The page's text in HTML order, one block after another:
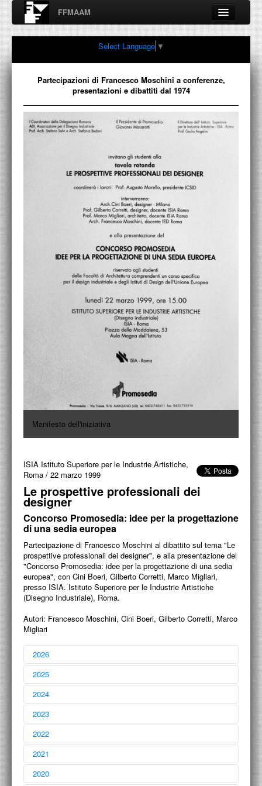
FFMAAM
Fondo Francesco Moschini
A.A.M. Architettura Arte Moderna
Percorsi, nodi, sconfinamenti e contaminazioni tra Arte,
FFMAAM
FRANCESCO MOSCHINI
PUBBLICAZIONI
ACCADEMIA NAZIONALE DI SAN LUCA
POLITECNICO DI BARI
BIBLIOTECA FRANCESCO MOSCHINI
A.A.M. ARCHITETTURA ARTE MODERNA
RECENSIONI GENERALI
MOSTRE
LABORATORI DI PROGETTAZIONE
PROGETTI D'OPERA
PROGETTI CULTURALI
PROGETTO T.E.S.I.
Select Language ▼
Partecipazioni di Francesco Moschini a conferenze,
presentazioni e dibattiti dal 1974
Manifesto dell'iniziativa
ISIA Istituto Superiore per le Industrie Artistiche,
Roma / 22 marzo 1999
Le prospettive professionali dei
designer
Concorso Promosedia: idee per la progettazione
di una sedia europea
Partecipazione di Francesco Moschini al dibattito sul tema "Le
prospettive professionali dei designer", e alla presentazione del
"Concorso Promosedia: idee per la progettazione di una sedia
europea", con Cini Boeri, Gilberto Corretti, Marco Migliari,
presso ISIA. Istituto Superiore per le Industrie Artistiche
(Disegno Industriale), Roma.
Autori: Francesco Moschini, Cini Boeri, Gilberto Corretti, Marco
Migliari
2026
Francesco Moschini
Liber amicorum
27 aprile 2026
2025
Laura Marcucci
a 10 anni dalla sua scomparsa
24 novembre 2025
2024
Francesco Moschini
Un contributo alla ritrovata centralità del progetto, dagli anni ‘70, tra
memoria e storia
2023
2022
2021
2020